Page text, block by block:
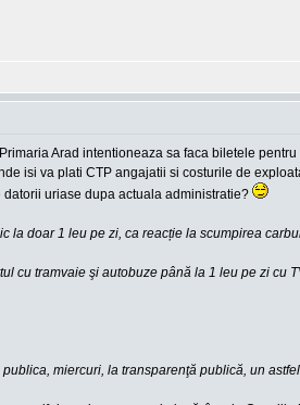
Arad intentioneaza sa faca biletele
isi va plati CTP angajatii si costurile de
uriase dupa actuala administratie?
la doar 1 leu pe zi, ca reacție la scumpirea
cu tramvaie şi autobuze până la 1 leu pe zi
miercuri, la transparenţă publică, un